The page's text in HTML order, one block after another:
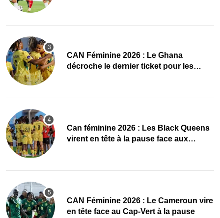
CAN Féminine 2026 : Le Ghana
décroche le dernier ticket pour les
‎Can féminine 2026 : Les Black Queens
virent en tête à la pause face aux
CAN Féminine 2026 : Le Cameroun vire
en tête face au Cap-Vert à la pause